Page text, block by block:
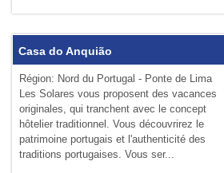
Casa do Anquião
Région: Nord du Portugal - Ponte de Lima
Les Solares vous proposent des vacances
originales, qui tranchent avec le concept
hôtelier traditionnel. Vous découvrirez le
patrimoine portugais et l'authenticité des
traditions portugaises. Vous ser...